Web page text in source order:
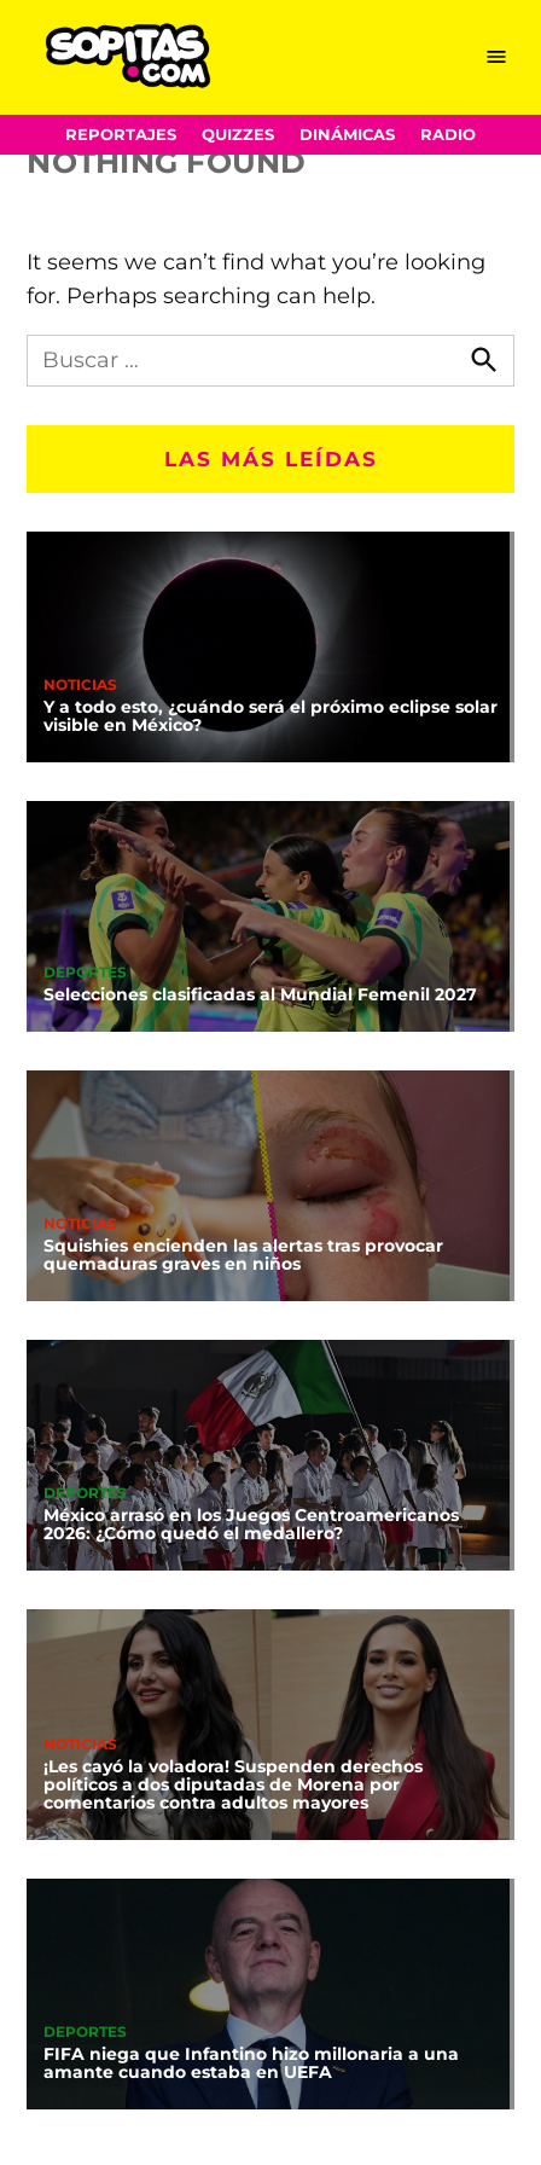
content
Menu
REPORTAJES QUIZZES DINÁMICAS RADIO
PyeongChang 2018
NOTHING FOUND
It seems we can’t find what you’re looking
for. Perhaps searching can help.
Busca
en
LAS MÁS LEÍDAS
NOTICIAS
Y a todo esto, ¿cuándo será el próximo eclipse solar
visible en México?
DEPORTES
Selecciones clasificadas al Mundial Femenil 2027
NOTICIAS
Squishies encienden las alertas tras provocar
quemaduras graves en niños
DEPORTES
México arrasó en los Juegos Centroamericanos
2026: ¿Cómo quedó el medallero?
NOTICIAS
¡Les cayó la voladora! Suspenden derechos
políticos a dos diputadas de Morena por
comentarios contra adultos mayores
DEPORTES
FIFA niega que Infantino hizo millonaria a una
amante cuando estaba en UEFA